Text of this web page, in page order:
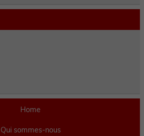
Home
Qui sommes-nous